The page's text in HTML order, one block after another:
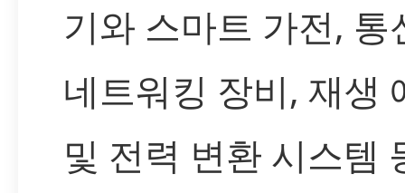
기와 스마트 가전, 통
네트워킹 장비, 재생
및 전력 변환 시스템